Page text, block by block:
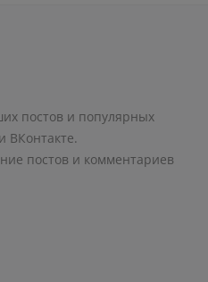
постов и популярных
ВКонтакте.
постов и комментариев